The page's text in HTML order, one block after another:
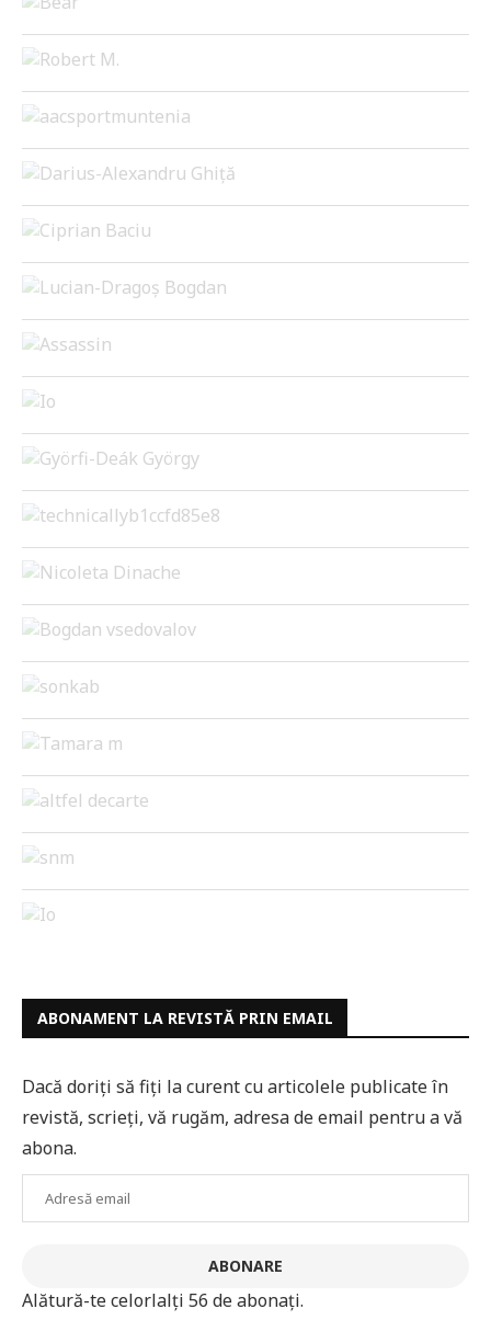
ABONAMENT LA REVISTĂ PRIN EMAIL
Dacă doriți să fiți la curent cu articolele publicate în
revistă, scrieți, vă rugăm, adresa de email pentru a vă
abona.
ABONARE
Alătură-te celorlalți 56 de abonați.